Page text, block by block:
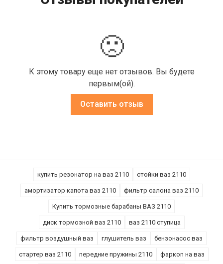
🙁
К этому товару еще нет отзывов. Вы будете
первым(ой).
Оставить отзыв
купить резонатор на ваз 2110 стойки ваз 2110
амортизатор капота ваз 2110 фильтр салона ваз 2110
Купить тормозные барабаны ВАЗ 2110
диск тормозной ваз 2110 ваз 2110 ступица
фильтр воздушный ваз глушитель ваз бензонасос ваз
стартер ваз 2110 передние пружины 2110 фаркоп на ваз